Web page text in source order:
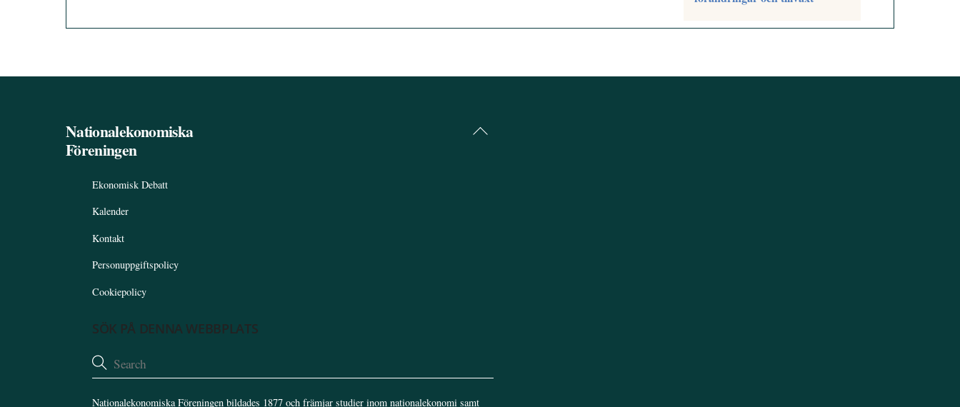
Back
Nationalekonomiska
Föreningen
Ekonomisk Debatt
Kalender
Kontakt
Personuppgiftspolicy
Cookiepolicy
SÖK PÅ DENNA WEBBPLATS
Nationalekonomiska Föreningen bildades 1877 och främjar studier inom nationalekonomi samt